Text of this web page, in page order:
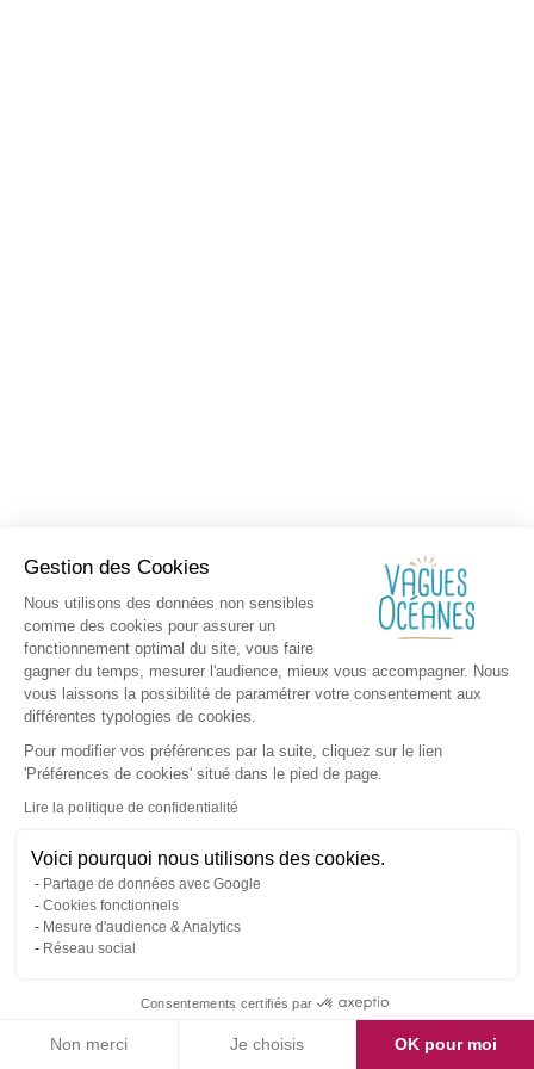
Gestion des Cookies
Nous utilisons des données non sensibles
comme des cookies pour assurer un
fonctionnement optimal du site, vous faire
gagner du temps, mesurer l'audience, mieux vous accompagner. Nous
vous laissons la possibilité de paramétrer votre consentement aux
différentes typologies de cookies.
Pour modifier vos préférences par la suite, cliquez sur le lien
'Préférences de cookies' situé dans le pied de page.
Lire la politique de confidentialité
Voici pourquoi nous utilisons des cookies.
Partage de données avec Google
Cookies fonctionnels
Mesure d'audience & Analytics
Réseau social
Consentements certifiés par
Non merci Je choisis OK pour moi